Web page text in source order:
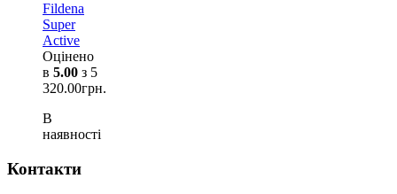
Fildena
Super
Active
Оцінено
в 5.00 з 5
320.00грн.
В
наявності
Контакти